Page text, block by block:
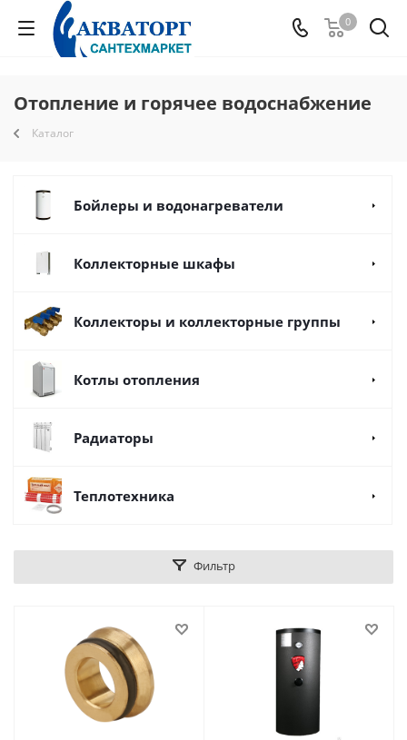
0
Отопление и горячее водоснабжение
Каталог
Бойлеры и водонагреватели
Коллекторные шкафы
Коллекторы и коллекторные группы
Котлы отопления
Радиаторы
Теплотехника
Фильтр